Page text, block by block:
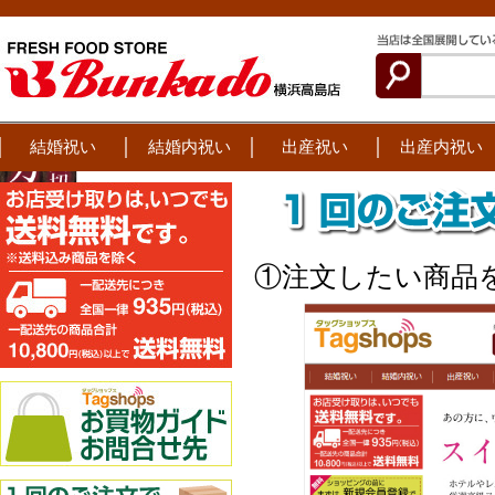
結婚祝い 結婚内祝い 出産祝い 出産内祝い
①注文したい商品